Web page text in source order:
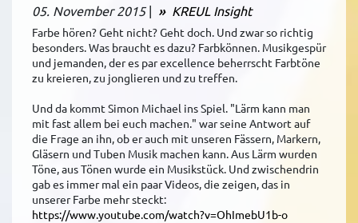
05. November 2015 | KREUL Insight
Farbe hören? Geht nicht? Geht doch. Und zwar so richtig
besonders. Was braucht es dazu? Farbkönnen. Musikgespür
und jemanden, der es par excellence beherrscht Farbtöne
zu kreieren, zu jonglieren und zu treffen.
Und da kommt Simon Michael ins Spiel. "Lärm kann man
mit fast allem bei euch machen." war seine Antwort auf
die Frage an ihn, ob er auch mit unseren Fässern, Markern,
Gläsern und Tuben Musik machen kann. Aus Lärm wurden
Töne, aus Tönen wurde ein Musikstück. Und zwischendrin
gab es immer mal ein paar Videos, die zeigen, das in
unserer Farbe mehr steckt:
https://www.youtube.com/watch?v=OhImebU1b-o